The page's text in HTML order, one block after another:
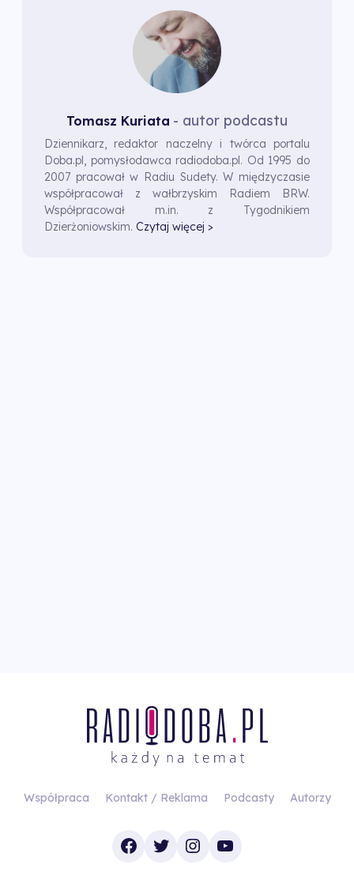
Tomasz Kuriata - autor podcastu
Dziennikarz, redaktor naczelny i twórca portalu
Doba.pl, pomysłodawca radiodoba.pl. Od 1995 do
2007 pracował w Radiu Sudety. W międzyczasie
współpracował z wałbrzyskim Radiem BRW.
Współpracował m.in. z Tygodnikiem
Dzierżoniowskim. Czytaj więcej >
Współpraca Kontakt / Reklama Podcasty Autorzy
Facebook
TwitterInstagram
YouTube